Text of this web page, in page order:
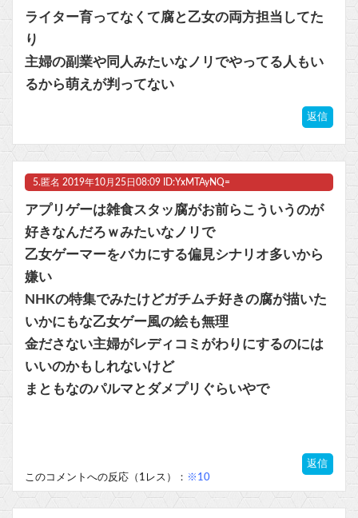
ライター育ってなくて腐と乙女の両方担当してた
り
主婦の副業や同人みたいなノリでやってる人もい
るから萌えが判ってない
返信
5. 匿名 2019年10月25日08:09 ID:YxMTAyNQ=
アプリゲーは雑食スタッ腐がお前らこういうのが
好きなんだろｗみたいなノリで
乙女ゲーマーをバカにする偏見シナリオ多いから
嫌い
NHKの特集でみたけどガチムチ好きの腐が描いた
いかにもな乙女ゲー風の絵も無理
金ださない主婦がレディコミがわりにするのには
いいのかもしれないけど
まともなのパルマとダメプリぐらいやで
返信
このコメントへの反応（1レス）： ※10